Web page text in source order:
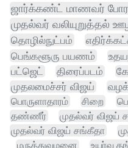
ஜார்க்கண்ட் மாணவர்
முதல்வர் வலியுறுத்தல்
தொழில்நுட்பம்
பெங்களூரு பயணம்
பட்ஜெட்
திரைப்படம்
முதலமைச்சர் விஜய்
பொருளாதாரம்
சிறை
தண்ணீர்
முதல்வர் விஜய்
முதல்வர் விஜய் சங்கீதா
மருத்துவமனை
உயர்வு